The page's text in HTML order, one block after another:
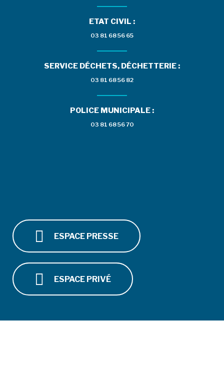
ETAT CIVIL :
03 81 68 56 65
SERVICE DÉCHETS, DÉCHETTERIE :
03 81 68 56 82
POLICE MUNICIPALE :
03 81 68 56 70
ESPACE PRESSE
ESPACE PRIVÉ